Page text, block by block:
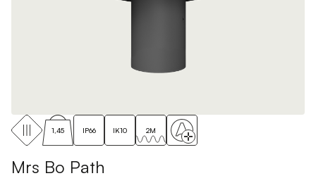
1,45 IP66 IK10 2M
Mrs Bo Path